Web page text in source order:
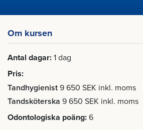
Om kursen
Antal dagar 1 dag
Pris
Tandhygienist 9 650 SEK inkl. moms
Tandsköterska 9 650 SEK inkl. moms
Odontologiska poäng 6